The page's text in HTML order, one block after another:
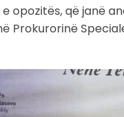
opozitës, që janë
Prokurorinë